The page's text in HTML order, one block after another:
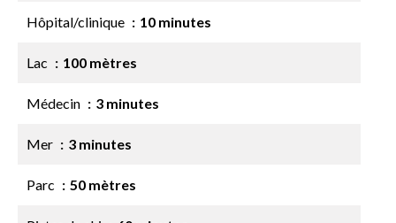
Hôpital/clinique 10 minutes
Lac 100 mètres
Médecin 3 minutes
Mer 3 minutes
Parc 50 mètres